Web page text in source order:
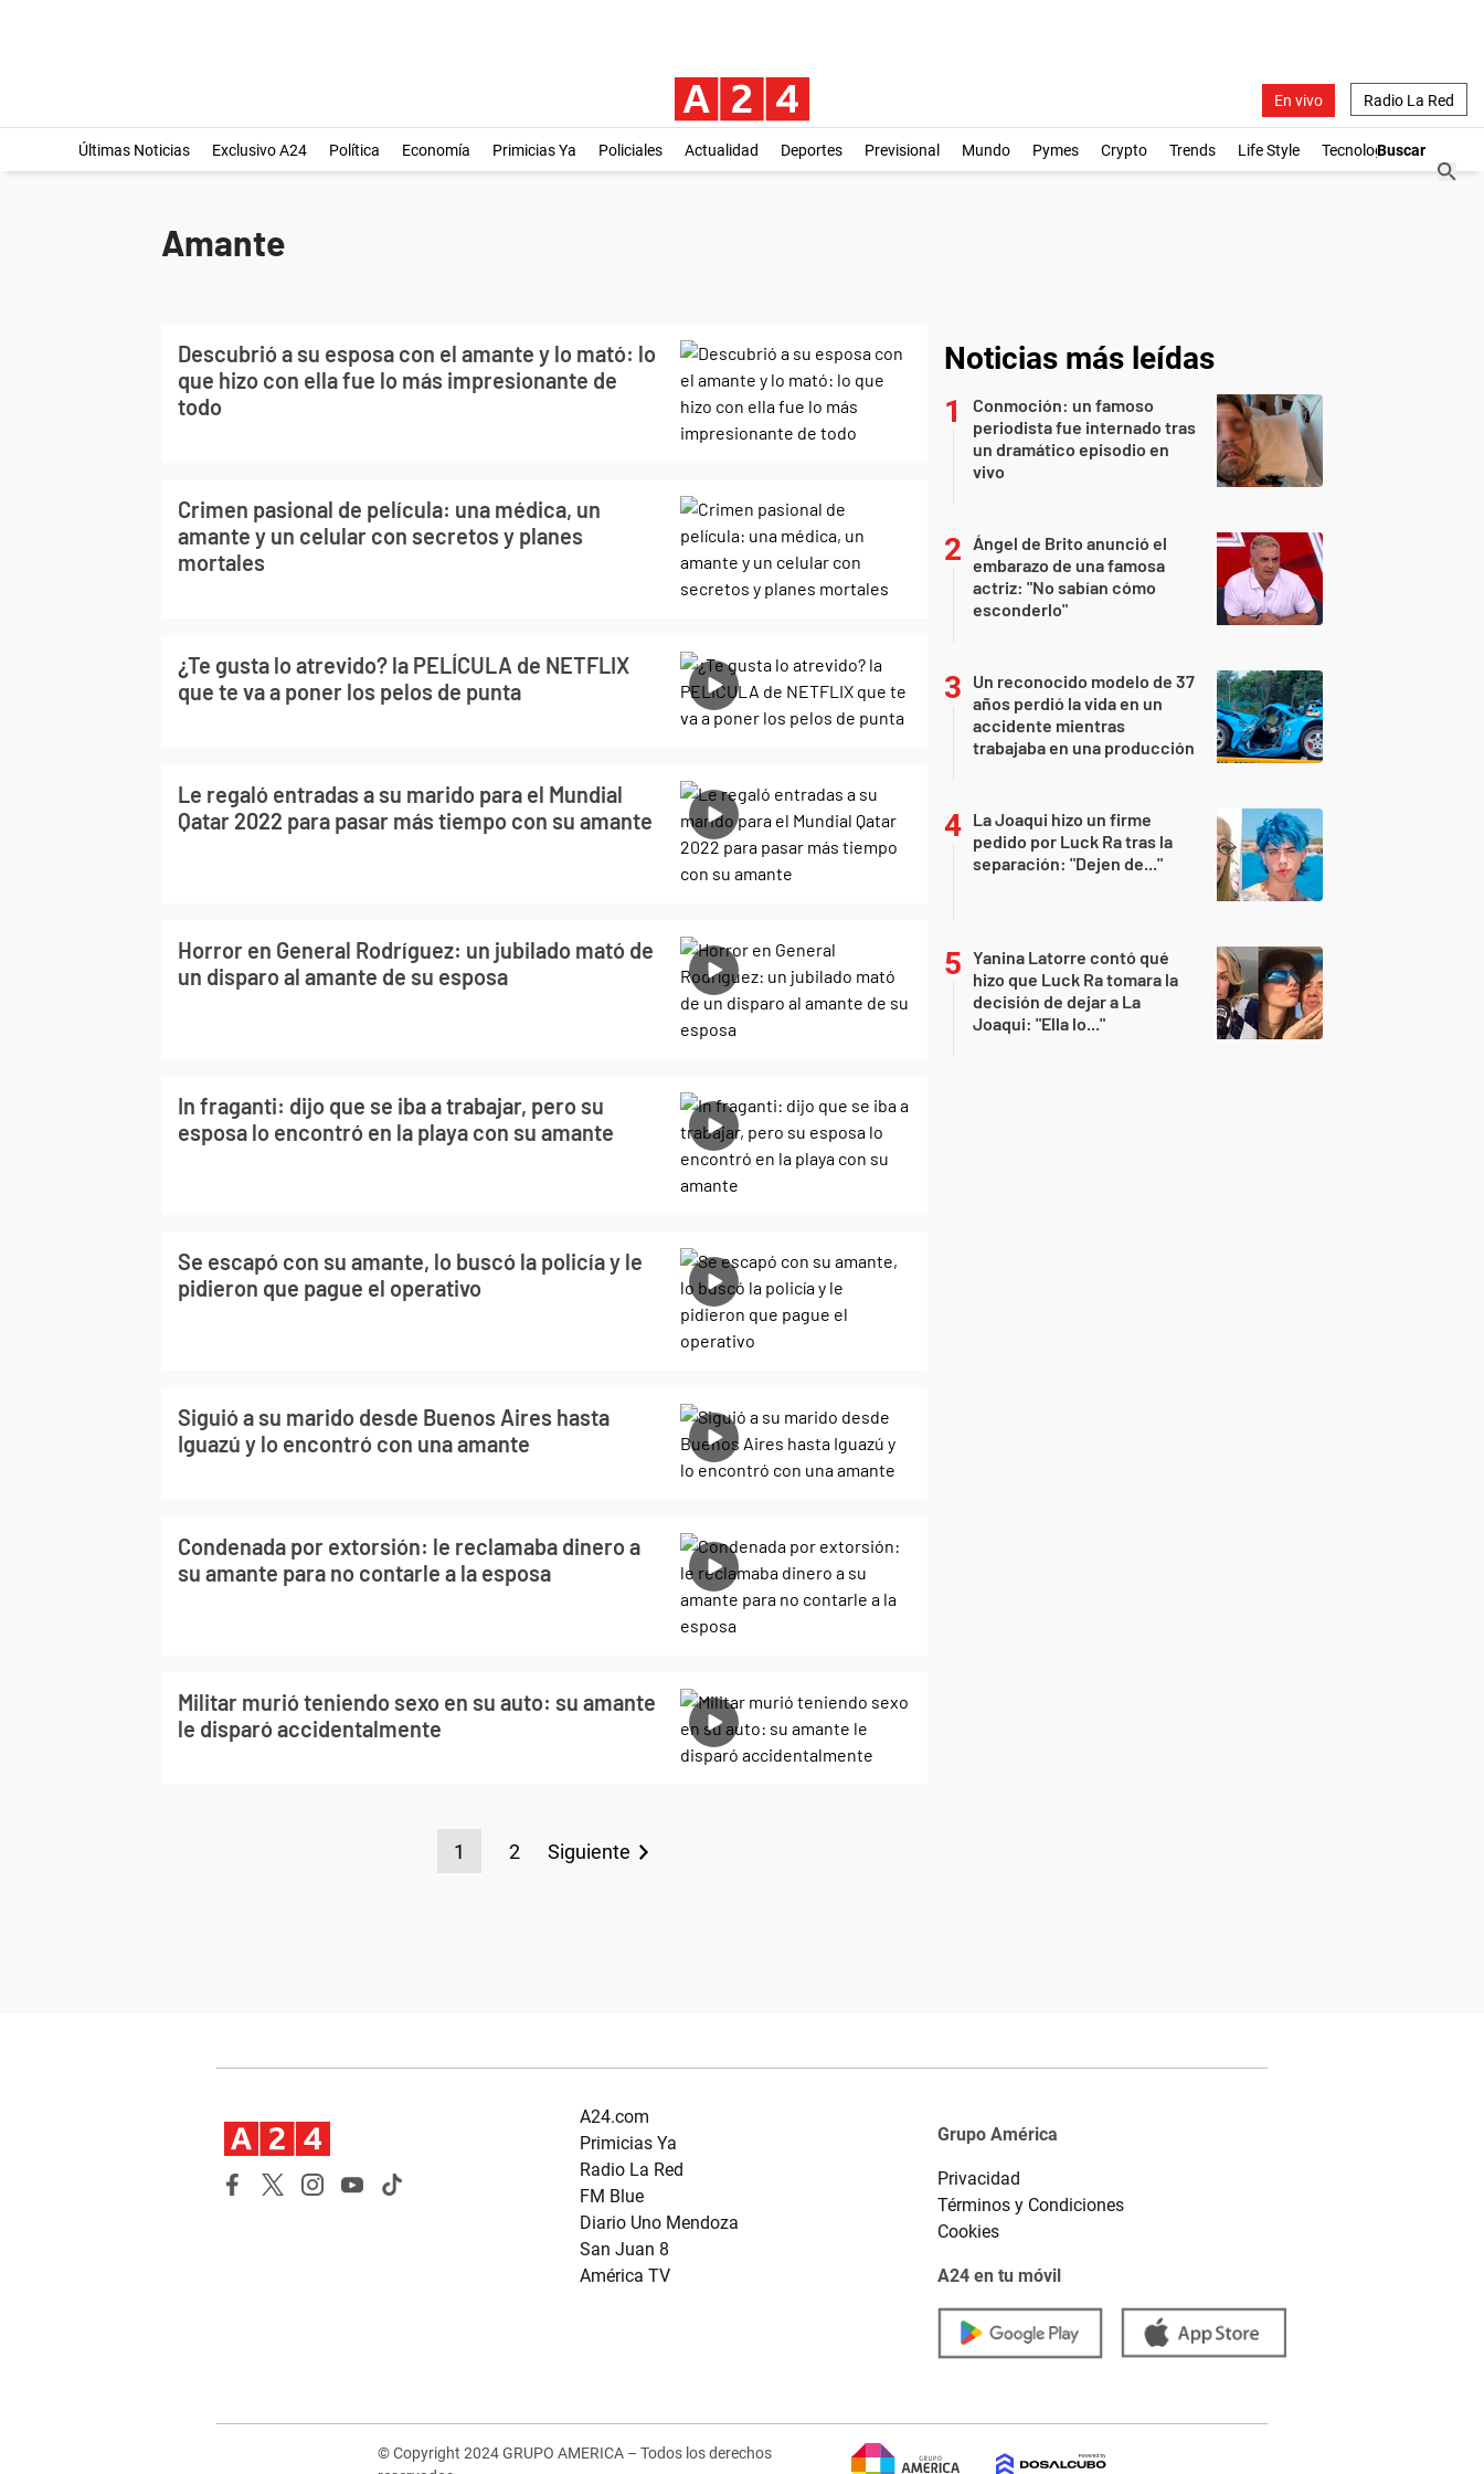
En vivo Radio La Red
Últimas Noticias Exclusivo A24 Política Economía Primicias Ya Policiales Actualidad Deportes Previsional Mundo Pymes Crypto Trends Life Style Tecnología
Amante
Descubrió a su esposa con el amante y lo mató: lo
que hizo con ella fue lo más impresionante de
todo
Crimen pasional de película: una médica, un
amante y un celular con secretos y planes
mortales
¿Te gusta lo atrevido? la PELÍCULA de NETFLIX
que te va a poner los pelos de punta
Le regaló entradas a su marido para el Mundial
Qatar 2022 para pasar más tiempo con su amante
Horror en General Rodríguez: un jubilado mató de
un disparo al amante de su esposa
In fraganti: dijo que se iba a trabajar, pero su
esposa lo encontró en la playa con su amante
Se escapó con su amante, lo buscó la policía y le
pidieron que pague el operativo
Siguió a su marido desde Buenos Aires hasta
Iguazú y lo encontró con una amante
Condenada por extorsión: le reclamaba dinero a
su amante para no contarle a la esposa
Militar murió teniendo sexo en su auto: su amante
le disparó accidentalmente
1 2 Siguiente
Noticias más leídas
Conmoción: un famoso
periodista fue internado tras
un dramático episodio en
vivo
Ángel de Brito anunció el
embarazo de una famosa
actriz: "No sabían cómo
esconderlo"
Un reconocido modelo de 37
años perdió la vida en un
accidente mientras
trabajaba en una producción
La Joaqui hizo un firme
pedido por Luck Ra tras la
separación: "Dejen de..."
Yanina Latorre contó qué
hizo que Luck Ra tomara la
decisión de dejar a La
Joaqui: "Ella lo..."
A24.com
Primicias Ya
Radio La Red
FM Blue
Diario Uno Mendoza
San Juan 8
América TV
Grupo América
Privacidad
Términos y Condiciones
Cookies
A24 en tu móvil
© Copyright 2024 GRUPO AMERICA – Todos los derechos